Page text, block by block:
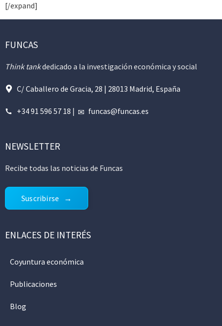
[/expand]
FUNCAS
Think tankdedicado a la investigación económica y social
C/ Caballero de Gracia, 28 | 28013 Madrid, España
+34 91 596 57 18 | funcas@funcas.es
NEWSLETTER
Recibe todas las noticias de Funcas
Suscribirse
ENLACES DE INTERÉS
Coyuntura económica
Publicaciones
Blog